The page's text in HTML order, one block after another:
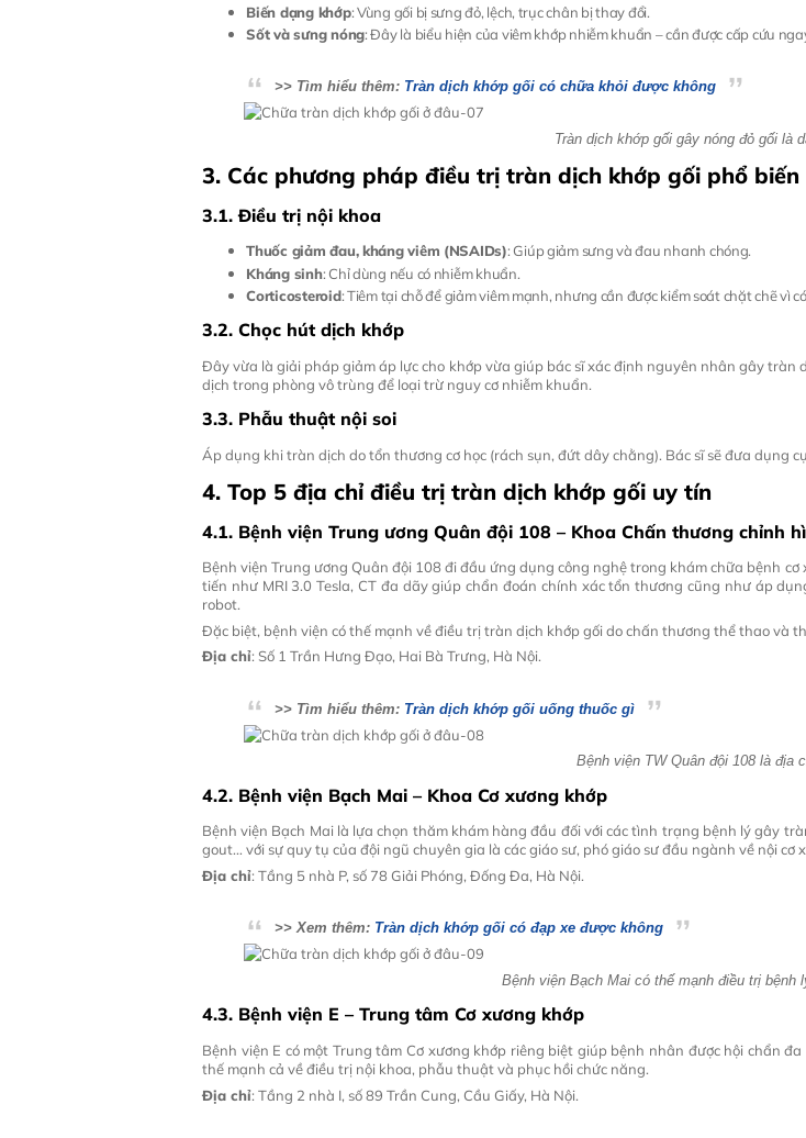
Biến dạng khớp: Vùng gối bị sưng đỏ, lệch, trục chân bị thay đổi.
Sốt và sưng nóng: Đây là biểu hiện của viêm khớp nhiễm khuẩn – cần được cấp cứu
>> Tìm hiểu thêm: Tràn dịch khớp gối có chữa khỏi được không
Tràn dịch khớp gối gây nóng đỏ gối là
3. Các phương pháp điều trị tràn dịch khớp gối phổ biến
3.1. Điều trị nội khoa
Thuốc giảm đau, kháng viêm (NSAIDs): Giúp giảm sưng và đau nhanh chóng.
Kháng sinh: Chỉ dùng nếu có nhiễm khuẩn.
Corticosteroid: Tiêm tại chỗ để giảm viêm mạnh, nhưng cần được kiểm soát chặt chẽ vì
3.2. Chọc hút dịch khớp
Đây vừa là giải pháp giảm áp lực cho khớp vừa giúp bác sĩ xác định nguyên nhân gây tràn
dịch trong phòng vô trùng để loại trừ nguy cơ nhiễm khuẩn.
3.3. Phẫu thuật nội soi
Áp dụng khi tràn dịch do tổn thương cơ học (rách sụn, đứt dây chằng). Bác sĩ sẽ đưa dụng
4. Top 5 địa chỉ điều trị tràn dịch khớp gối uy tín
4.1. Bệnh viện Trung ương Quân đội 108 – Khoa Chấn thương chỉnh
Bệnh viện Trung ương Quân đội 108 đi đầu ứng dụng công nghệ trong khám chữa bệnh
tiến như MRI 3.0 Tesla, CT đa dãy giúp chẩn đoán chính xác tổn thương cũng như áp
robot.
Đặc biệt, bệnh viện có thế mạnh về điều trị tràn dịch khớp gối do chấn thương thể thao và
Địa chỉ: Số 1 Trần Hưng Đạo, Hai Bà Trưng, Hà Nội.
>> Tìm hiểu thêm: Tràn dịch khớp gối uống thuốc gì
Bệnh viện TW Quân đội 108 là địa
4.2. Bệnh viện Bạch Mai – Khoa Cơ xương khớp
Bệnh viện Bạch Mai là lựa chọn thăm khám hàng đầu đối với các tình trạng bệnh lý gây
gout… với sự quy tụ của đội ngũ chuyên gia là các giáo sư, phó giáo sư đầu ngành về nội cơ
Địa chỉ: Tầng 5 nhà P, số 78 Giải Phóng, Đống Đa, Hà Nội.
>> Xem thêm: Tràn dịch khớp gối có đạp xe được không
Bệnh viện Bạch Mai có thế mạnh điều trị
4.3. Bệnh viện E – Trung tâm Cơ xương khớp
Bệnh viện E có một Trung tâm Cơ xương khớp riêng biệt giúp bệnh nhân được hội chẩn
thế mạnh cả về điều trị nội khoa, phẫu thuật và phục hồi chức năng.
Địa chỉ: Tầng 2 nhà I, số 89 Trần Cung, Cầu Giấy, Hà Nội.